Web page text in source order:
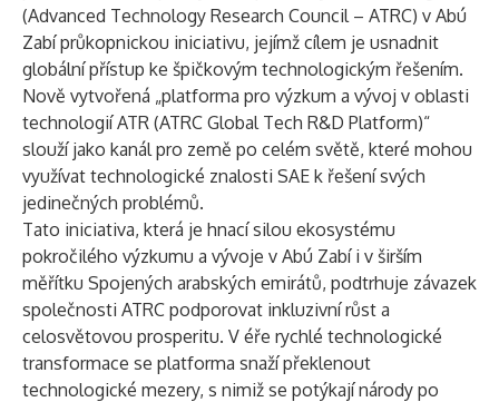
(Advanced Technology Research Council – ATRC) v Abú
Zabí průkopnickou iniciativu, jejímž cílem je usnadnit
globální přístup ke špičkovým technologickým řešením.
Nově vytvořená „platforma pro výzkum a vývoj v oblasti
technologií ATR (ATRC Global Tech R&D Platform)“
slouží jako kanál pro země po celém světě, které mohou
využívat technologické znalosti SAE k řešení svých
jedinečných problémů.
Tato iniciativa, která je hnací silou ekosystému
pokročilého výzkumu a vývoje v Abú Zabí i v širším
měřítku Spojených arabských emirátů, podtrhuje závazek
společnosti ATRC podporovat inkluzivní růst a
celosvětovou prosperitu. V éře rychlé technologické
transformace se platforma snaží překlenout
technologické mezery, s nimiž se potýkají národy po